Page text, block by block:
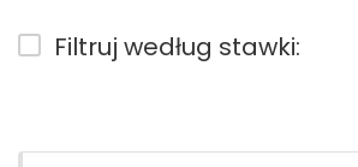
Filtruj według stawki: